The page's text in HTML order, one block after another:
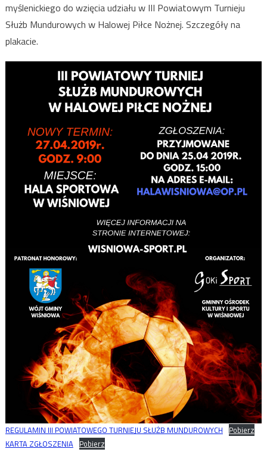
myślenickiego do wzięcia udziału w III Powiatowym Turnieju
Służb Mundurowych w Halowej Piłce Nożnej. Szczegóły na
plakacie.
REGULAMIN III POWIATOWEGO TURNIEJU SŁUŻB MUNDUROWYCH Pobierz
KARTA ZGŁOSZENIA Pobierz